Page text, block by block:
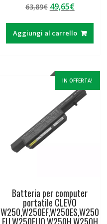
4.50
su 5
63,89€ Il
originale
era:
49,65€Il
attuale
è:
Aggiungi al carrello
IN OFFERTA!
Batteria per computer
portatile CLEVO
W250,W250EF,W250ES,W250
EU,W250EUQ,W250H,W250H